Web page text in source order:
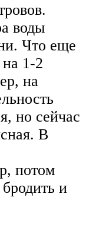
воды
Что еще
1-2
на
но сейчас
В
потом
и